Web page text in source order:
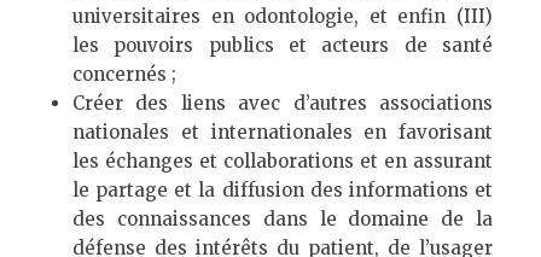
universitaires en odontologie, et enfin (III)
les pouvoirs publics et acteurs de santé
concernés ;
Créer des liens avec d’autres associations
nationales et internationales en favorisant
les échanges et collaborations et en assurant
le partage et la diffusion des informations et
des connaissances dans le domaine de la
défense des intérêts du patient, de l’usager